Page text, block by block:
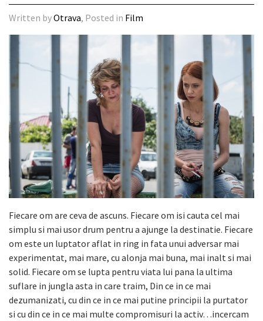
Written byOtrava, Posted in Film
Fiecare om are ceva de ascuns. Fiecare om isi cauta cel mai
simplu si mai usor drum pentru a ajunge la destinatie. Fiecare
om este un luptator aflat in ring in fata unui adversar mai
experimentat, mai mare, cu alonja mai buna, mai inalt si mai
solid. Fiecare om se lupta pentru viata lui pana la ultima
suflare in jungla asta in care traim, Din ce in ce mai
dezumanizati, cu din ce in ce mai putine principii la purtator
si cu din ce in ce mai multe compromisuri la activ…incercam